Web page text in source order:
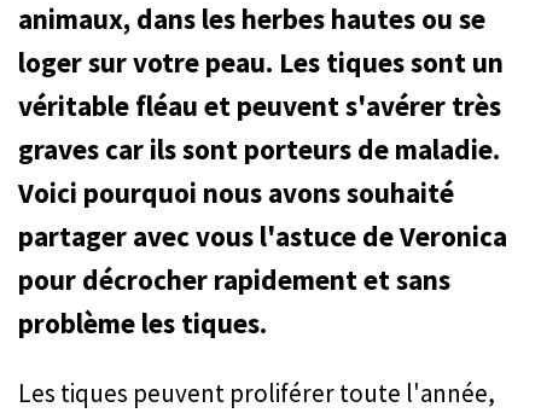
animaux, dans les herbes hautes ou se
loger sur votre peau. Les tiques sont un
véritable fléau et peuvent s'avérer très
graves car ils sont porteurs de maladie.
Voici pourquoi nous avons souhaité
partager avec vous l'astuce de Veronica
pour décrocher rapidement et sans
problème les tiques.
Les tiques peuvent proliférer toute l'année,